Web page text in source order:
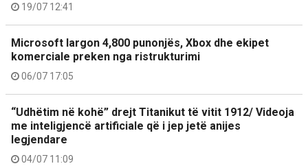
19/07 12:41
Microsoft largon 4,800 punonjës, Xbox dhe ekipet
komerciale preken nga ristrukturimi
06/07 17:05
“Udhëtim në kohë” drejt Titanikut të vitit 1912/ Videoja
me inteligjencë artificiale që i jep jetë anijes
legjendare
04/07 11:09